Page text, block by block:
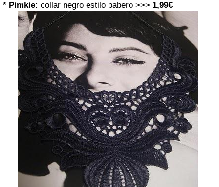
* Pimkie: collar negro estilo babero >>> 1,99€